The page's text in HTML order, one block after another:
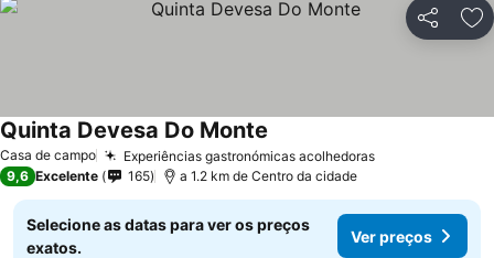
Partilhar
Casa de campo Experiências gastronómicas acolhedorasVer preços
Quinta Devesa Do Monte
9,6 Excelente 165 a 1.2 km de Centro da cidade
Selecione as datas para ver os preços
exatos.
Ver preços